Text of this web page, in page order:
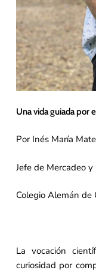
Una vida guiada por
Por Inés María
Jefe de Mercadeo y
Colegio Alemán de
La vocación
curiosidad por